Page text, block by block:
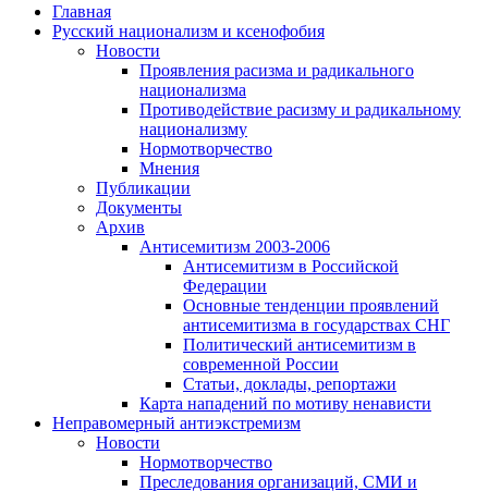
Главная
Русский национализм и ксенофобия
Новости
Проявления расизма и радикального
национализма
Противодействие расизму и радикальному
национализму
Нормотворчество
Мнения
Публикации
Документы
Архив
Антисемитизм 2003-2006
Антисемитизм в Российской
Федерации
Основные тенденции проявлений
антисемитизма в государствах СНГ
Политический антисемитизм в
современной России
Статьи, доклады, репортажи
Карта нападений по мотиву ненависти
Неправомерный антиэкстремизм
Новости
Нормотворчество
Преследования организаций, СМИ и